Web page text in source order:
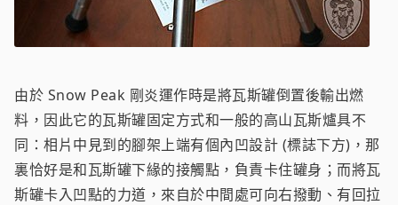
由於 Snow Peak 剛炎運作時是將瓦斯罐倒置後輸出燃
料，因此它的瓦斯罐固定方式和一般的高山瓦斯爐具不
同：相片中見到的腳架上端有個內凹設計 (標誌下方)，那
裏恰好是和瓦斯罐下緣的接觸點，負責卡住罐身；而將瓦
斯罐卡入凹點的力道，來自於中間處可向右撥動、有回拉